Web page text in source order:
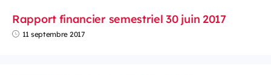
Rapport financier semestriel 30 juin 2017
11 septembre 2017